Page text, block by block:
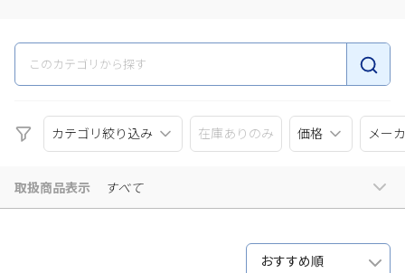
カテゴリ絞り込み 在庫ありのみ 価格 メー
取扱商品表示 すべて
おすすめ順